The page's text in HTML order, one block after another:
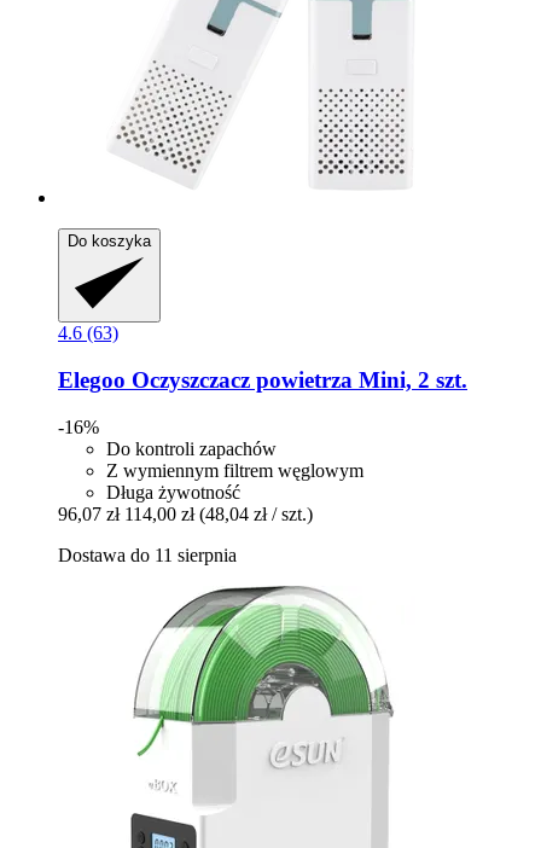
Do koszyka
4.6 (63)
Elegoo Oczyszczacz powietrza Mini, 2 szt.
-16%
Do kontroli zapachów
Z wymiennym filtrem węglowym
Długa żywotność
96,07 zł 114,00 zł (48,04 zł / szt.)
Dostawa do 11 sierpnia